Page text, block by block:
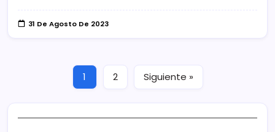
31 De Agosto De 2023
1 2 Siguiente »